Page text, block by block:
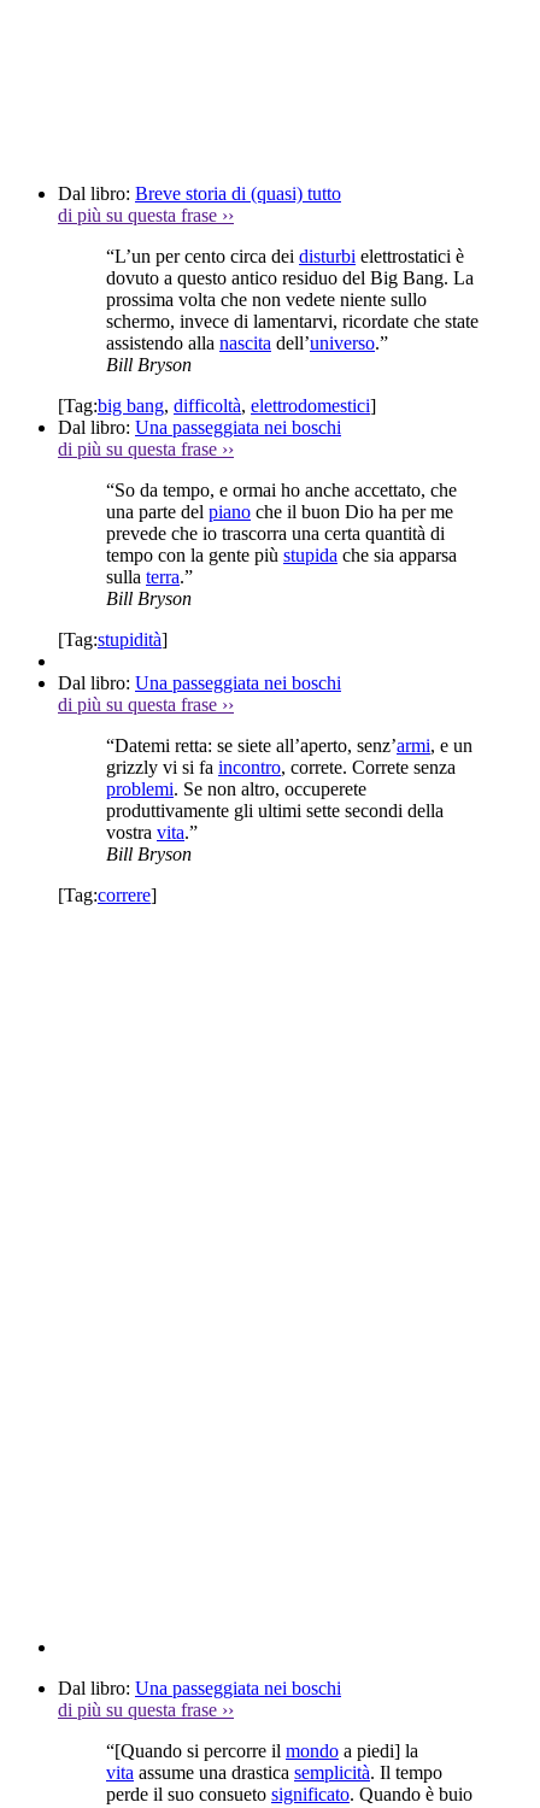
Dal libro: Breve storia di (quasi) tutto
di più su questa frase ››
“L’un per cento circa dei disturbi elettrostatici è
dovuto a questo antico residuo del Big Bang. La
prossima volta che non vedete niente sullo
schermo, invece di lamentarvi, ricordate che state
assistendo alla nascita dell’universo.”
Bill Bryson
[Tag:big bang, difficoltà, elettrodomestici]
Dal libro: Una passeggiata nei boschi
di più su questa frase ››
“So da tempo, e ormai ho anche accettato, che
una parte del piano che il buon Dio ha per me
prevede che io trascorra una certa quantità di
tempo con la gente più stupida che sia apparsa
sulla terra.”
Bill Bryson
[Tag:stupidità]
Dal libro: Una passeggiata nei boschi
di più su questa frase ››
“Datemi retta: se siete all’aperto, senz’armi, e un
grizzly vi si fa incontro, correte. Correte senza
problemi. Se non altro, occuperete
produttivamente gli ultimi sette secondi della
vostra vita.”
Bill Bryson
[Tag:correre]
Dal libro: Una passeggiata nei boschi
di più su questa frase ››
“[Quando si percorre il mondo a piedi] la
vita assume una drastica semplicità. Il tempo
perde il suo consueto significato. Quando è buio